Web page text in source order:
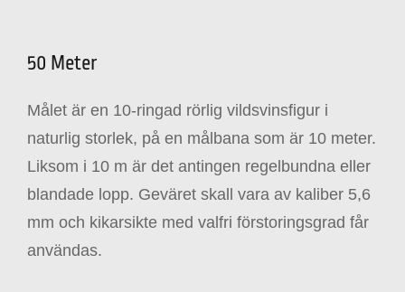
50 Meter
Målet är en 10-ringad rörlig vildsvinsfigur i
naturlig storlek, på en målbana som är 10 meter.
Liksom i 10 m är det antingen regelbundna eller
blandade lopp. Geväret skall vara av kaliber 5,6
mm och kikarsikte med valfri förstoringsgrad får
användas.